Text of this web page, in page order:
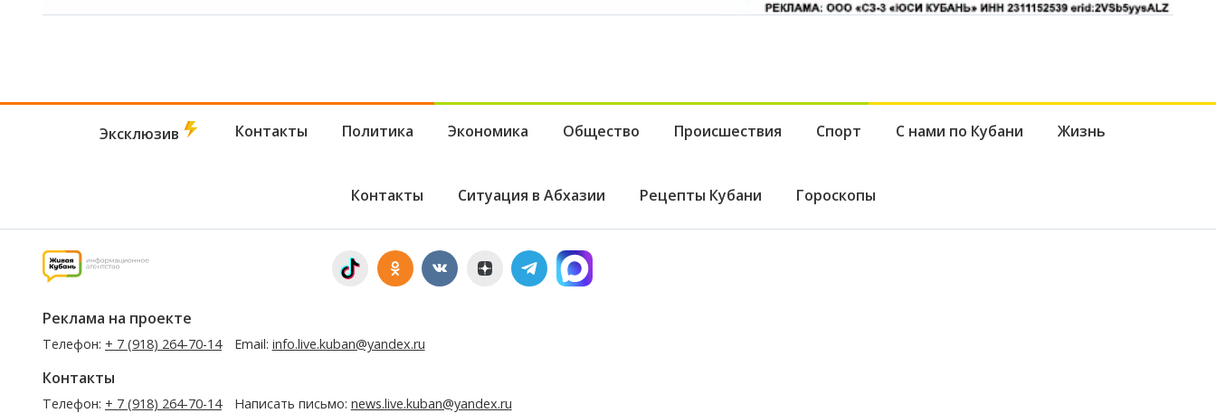
Эксклюзив Контакты Политика Экономика Общество Происшествия Спорт С нами по Кубани Жизнь
Контакты Ситуация в Абхазии Рецепты Кубани Гороскопы
Реклама на проекте
Телефон: + 7 (918) 264-70-14 Email: info.live.kuban@yandex.ru
Контакты
Телефон: + 7 (918) 264-70-14 Написать письмо: news.live.kuban@yandex.ru